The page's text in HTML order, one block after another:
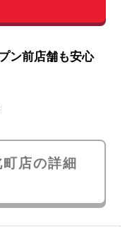
ン前店舗も安心
店の詳細